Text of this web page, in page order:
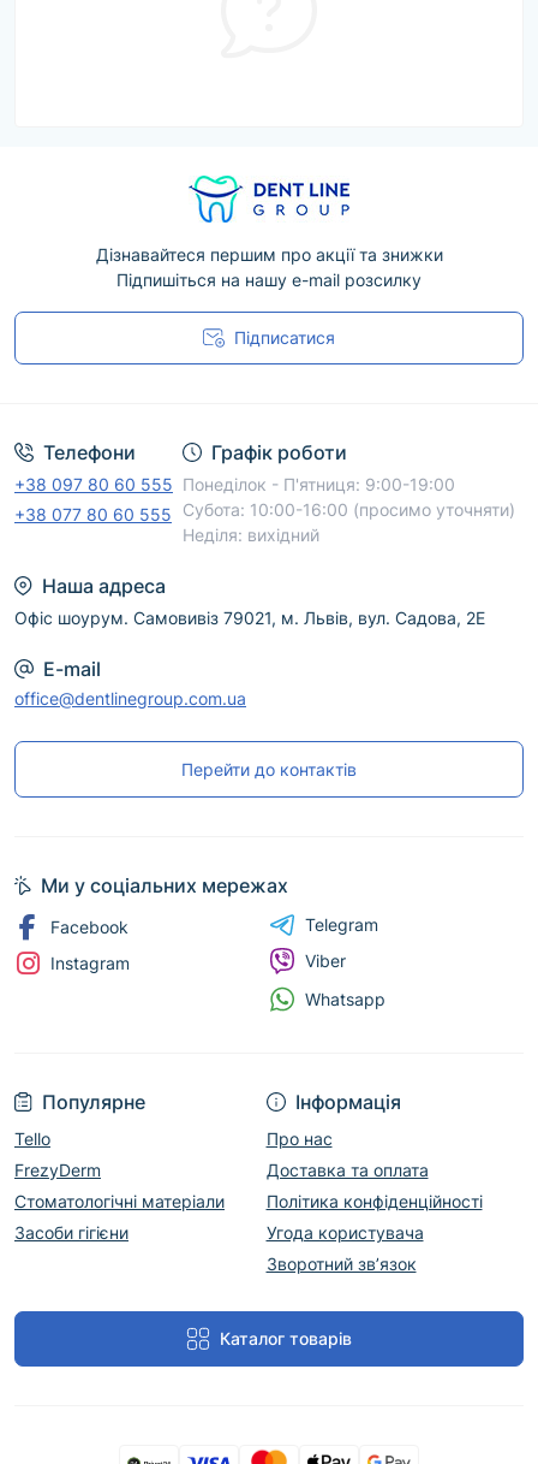
Дізнавайтеся першим про акції та знижки
Підпишіться на нашу e-mail розсилку
Підписатися
Телефони
+38 097 80 60 555
+38 077 80 60 555
Графік роботи
Понеділок - П'ятниця: 9:00-19:00
Субота: 10:00-16:00 (просимо уточняти)
Неділя: вихідний
Наша адреса
Офіс шоурум. Самовивіз 79021, м. Львів, вул. Садова, 2Е
E-mail
office@dentlinegroup.com.ua
Перейти до контактів
Популярне
Tello
FrezyDerm
Стоматологічні матеріали
Засоби гігієни
Інформація
Про нас
Доставка та оплата
Політика конфіденційності
Угода користувача
Зворотний зв’язок
Каталог товарів
Ми у соціальних мережах
Facebook
Instagram
Telegram
Viber
Whatsapp